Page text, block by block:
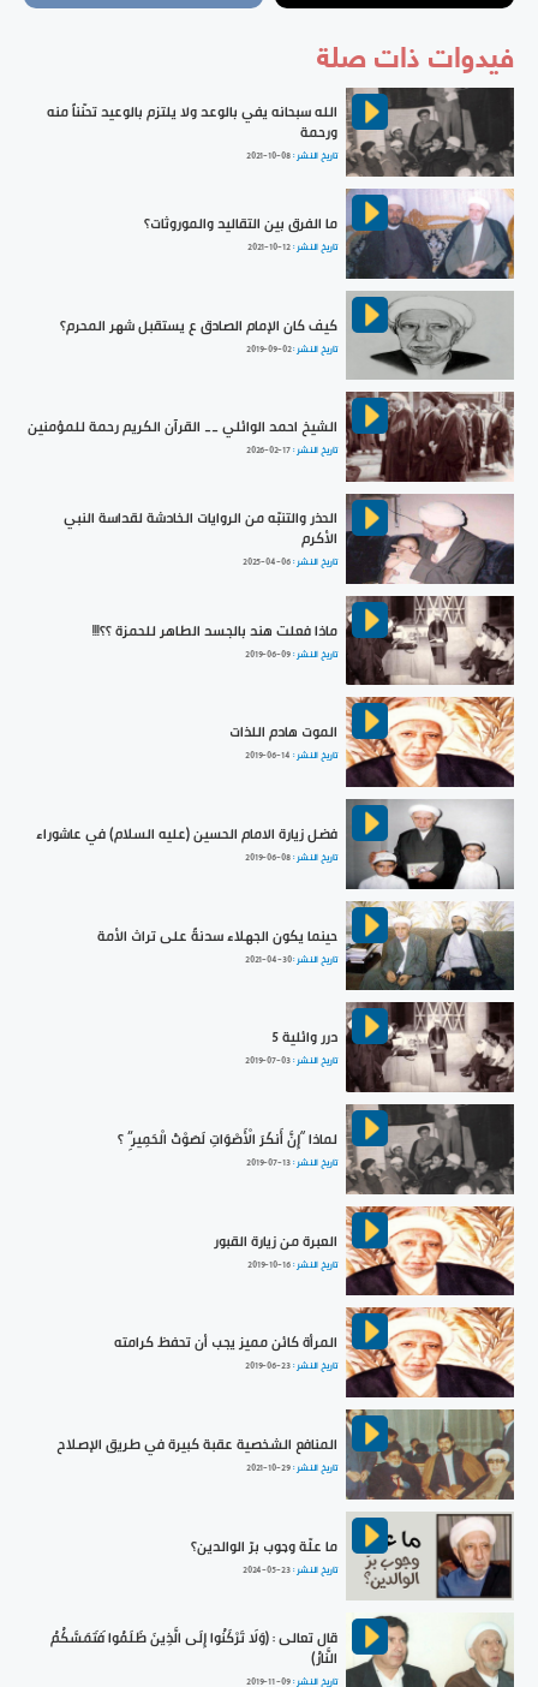
فيدوات ذات صلة
الله سبحانه يفي بالوعد ولا يلتزم بالوعيد تحنّناً منه
ورحمة
تاريخ النشر :2021-10-08
ما الفرق بين التقاليد والموروثات؟
تاريخ النشر :2021-10-12
كيف كان الإمام الصادق ع يستقبل شهر المحرم؟
تاريخ النشر :2019-09-02
الشيخ احمد الوائلي __ القرآن الكريم رحمة للمؤمنين
تاريخ النشر :2026-02-17
الحذر والتنبّه من الروايات الخادشة لقداسة النبي
الأكرم
تاريخ النشر :2025-04-06
ماذا فعلت هند بالجسد الطاهر للحمزة ؟؟!!!
تاريخ النشر :2019-06-09
الموت هادم اللذات
تاريخ النشر : 2019-06-14
فضل زيارة الامام الحسين (عليه السلام) في عاشوراء
تاريخ النشر :2019-06-08
حينما يكون الجهلاء سدنةً على تراث الأمة
تاريخ النشر :2021-04-30
درر وائلية 5
تاريخ النشر :2019-07-03
لماذا “إِنَّ أَنكَرَ الْأَصْوَاتِ لَصَوْتُ الْحَمِيرِ” ؟
تاريخ النشر :2019-07-13
العبرة من زيارة القبور
تاريخ النشر :2019-10-16
المرأة كائن مميز يجب أن تحفظ كرامته
تاريخ النشر :2019-06-23
المنافع الشخصية عقبة كبيرة في طريق الإصلاح
تاريخ النشر :2021-10-29
ما علّة وجوب برّ الوالدين؟
تاريخ النشر :2024-05-23
قال تعالى : (وَلَا تَرْكَنُوا إِلَى الَّذِينَ ظَلَمُوا فَتَمَسَّكُمُ
النَّارُ)
تاريخ النشر :2019-11-09